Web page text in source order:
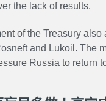
the lack of results.
of the Treasury
and Lukoil. The
Russia to return